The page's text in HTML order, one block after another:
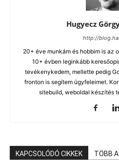
Hugyecz
http://
20+ éve munkám és hobbim is az
10+ évben leginkább
tevékenykedem, mellette pedig
fronton is segítem ügyfeleimet.
sitebuild, weboldal készítés
KAPCSOLÓDÓ CIKKEK TÖBB